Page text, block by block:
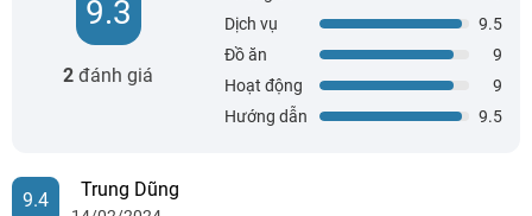
9.3
2 đánh giá
Dịch vụ
9.5
Đồ ăn
9
Hoạt động
9
Hướng dẫn
9.5
9.4 Trung Dũng